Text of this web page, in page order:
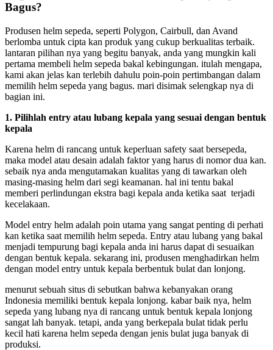
Bagus?
Produsen helm sepeda, seperti Polygon, Cairbull, dan Avand
berlomba untuk cipta kan produk yang cukup berkualitas terbaik.
lantaran pilihan nya yang begitu banyak, anda yang mungkin kali
pertama membeli helm sepeda bakal kebingungan. itulah mengapa,
kami akan jelas kan terlebih dahulu poin-poin pertimbangan dalam
memilih helm sepeda yang bagus. mari disimak selengkap nya di
bagian ini.
1. Pilihlah entry atau lubang kepala yang sesuai dengan bentuk
kepala
Karena helm di rancang untuk keperluan safety saat bersepeda,
maka model atau desain adalah faktor yang harus di nomor dua kan.
sebaik nya anda mengutamakan kualitas yang di tawarkan oleh
masing-masing helm dari segi keamanan. hal ini tentu bakal
memberi perlindungan ekstra bagi kepala anda ketika saat terjadi
kecelakaan.
Model entry helm adalah poin utama yang sangat penting di perhati
kan ketika saat memilih helm sepeda. Entry atau lubang yang bakal
menjadi tempurung bagi kepala anda ini harus dapat di sesuaikan
dengan bentuk kepala. sekarang ini, produsen menghadirkan helm
dengan model entry untuk kepala berbentuk bulat dan lonjong.
menurut sebuah situs di sebutkan bahwa kebanyakan orang
Indonesia memiliki bentuk kepala lonjong. kabar baik nya, helm
sepeda yang lubang nya di rancang untuk bentuk kepala lonjong
sangat lah banyak. tetapi, anda yang berkepala bulat tidak perlu
kecil hati karena helm sepeda dengan jenis bulat juga banyak di
produksi.